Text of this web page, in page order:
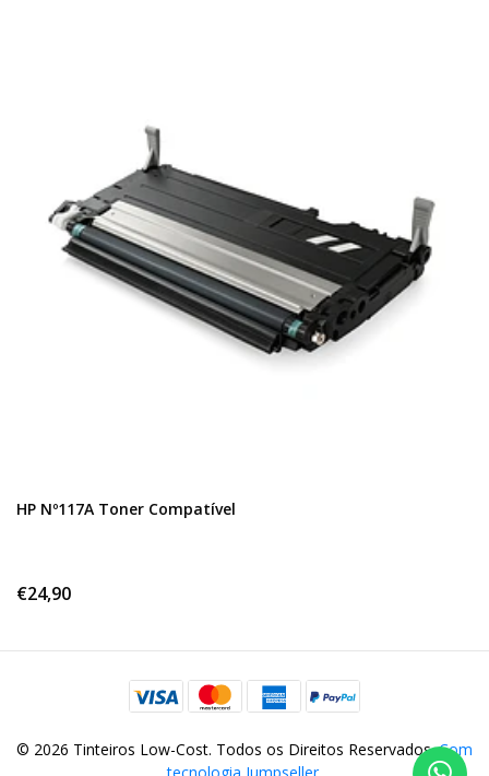
HP Nº117A Toner Compatível
€24,90
© 2026 Tinteiros Low-Cost. Todos os Direitos Reservados.Com